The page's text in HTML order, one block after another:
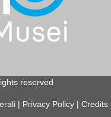
reserved
Privacy Policy Credits